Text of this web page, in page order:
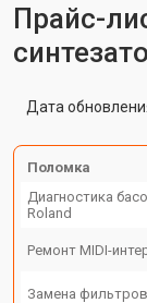
Прайс-
Дата
Поломка
Диагностика
Roland
Ремонт MIDI-
Замена фильтров